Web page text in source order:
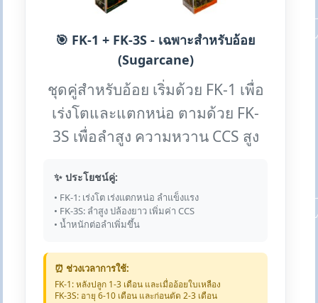
🎯 FK-1 + FK-3S - เฉพาะสำหรับอ้อย
(Sugarcane)
ชุดคู่สำหรับอ้อย เริ่มด้วย FK-1 เพื่อ
เร่งโตและแตกหน่อ ตามด้วย FK-
3S เพื่อลำสูง ความหวาน CCS สูง
✨ ประโยชน์คู่:
• FK-1: เร่งโต เร่งแตกหน่อ ลำแข็งแรง
• FK-3S: ลำสูง ปล้องยาว เพิ่มค่า CCS
• น้ำหนักต่อลำเพิ่มขึ้น
⏰ ช่วงเวลาการใช้:
FK-1: หลังปลูก 1-3 เดือน และเมื่ออ้อยใบเหลือง
FK-3S: อายุ 6-10 เดือน และก่อนตัด 2-3 เดือน